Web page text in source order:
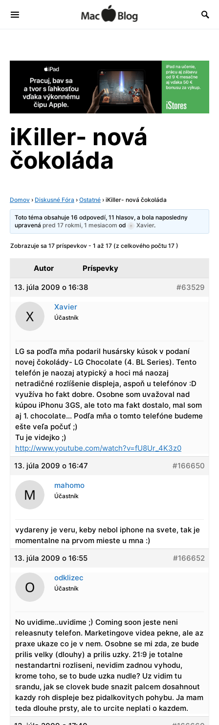
iKiller- nová
čokoláda
Domov › Diskusné Fóra › Ostatné › iKiller- nová čokoláda
Toto téma obsahuje 16 odpovedí, 11 hlasov, a bola naposledny
upravenápred 17 rokmi, 1 mesiacom od Xavier.
Zobrazuje sa 17 príspevkov - 1 až 17 (z celkového počtu 17 )
Autor Príspevky
13. júla 2009 o 16:38 #63529
Xavier
Účastník
LG sa poďľa mňa podaril husársky kúsok v podaní
novej čokolády- LG Chocolate (4. BL Series). Tento
telefón je naozaj atypický a hoci má naozaj
netradičné rozlíšenie displeja, aspoň u telefónov :D
využíva ho fakt dobre. Osobne som uvažoval nad
kúpou iPhonu 3GS, ale toto ma fakt dostalo, mal som
aj 1. chocolate… Podľa mňa o tomto telefóne budeme
ešte veľa počuť ;)
Tu je videjko ;)
http://www.youtube.com/watch?v=fU8Ur_4K3z0
13. júla 2009 o 16:47
#166650
mahomo
Účastník
vydareny je veru, keby nebol iphone na svete, tak je
momentalne na prvom mieste u mna :)
13. júla 2009 o 16:55
#166652
odklizec
Účastník
No uvidime..uvidime ;) Coming soon jeste neni
releasnuty telefon. Marketingove videa pekne, ale az
praxe ukaze co je v nem. Osobne se mi zda, ze bude
prilis velky (dlouhy) a prilis uzky. 21:9 je totalne
nestandartni rozliseni, nevidim zadnou vyhodu,
krome toho, se to bude uzka nudle? Uz vidim tu
srandu, jak se clovek bude snazit palcem dosahnout
kazdy roh displeje bez pidalkovitych pohybu. Ja mam
teda dlouhe prsty, ale to urcite neplati o kazdem.